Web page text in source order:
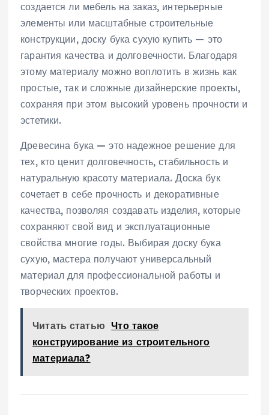
создается ли мебель на заказ, интерьерные
элементы или масштабные строительные
конструкции, доску бука сухую купить — это
гарантия качества и долговечности. Благодаря
этому материалу можно воплотить в жизнь как
простые, так и сложные дизайнерские проекты,
сохраняя при этом высокий уровень прочности и
эстетики.
Древесина бука — это надежное решение для
тех, кто ценит долговечность, стабильность и
натуральную красоту материала. Доска бук
сочетает в себе прочность и декоративные
качества, позволяя создавать изделия, которые
сохраняют свой вид и эксплуатационные
свойства многие годы. Выбирая доску бука
сухую, мастера получают универсальный
материал для профессиональной работы и
творческих проектов.
Читать статью Что такое
конструирование из строительного
материала?